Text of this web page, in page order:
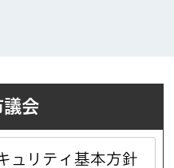
議会
ュリティ基本方針